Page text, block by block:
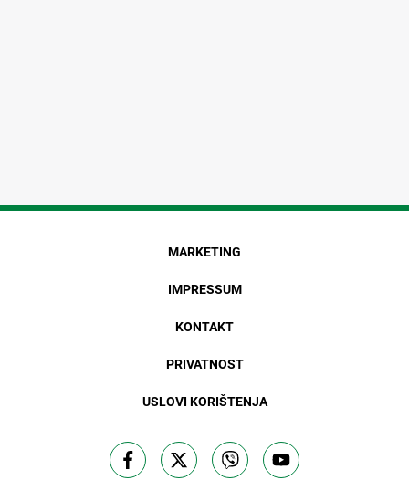
MARKETING
IMPRESSUM
KONTAKT
PRIVATNOST
USLOVI KORIŠTENJA